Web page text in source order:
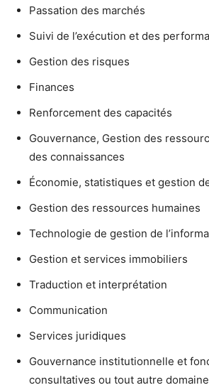
Passation des marchés
Suivi de l’exécution et des
Gestion des risques
Finances
Renforcement des capacités
Gouvernance, Gestion des
des connaissances
Économie, statistiques et gestion
Gestion des ressources humaines
Technologie de gestion de
Gestion et services immobiliers
Traduction et interprétation
Communication
Services juridiques
Gouvernance institutionnelle et
consultatives ou tout autre domaine